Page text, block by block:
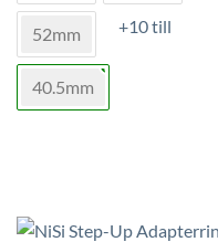
flera
varianter.
De
olika
52mm +10 till
40.5mm